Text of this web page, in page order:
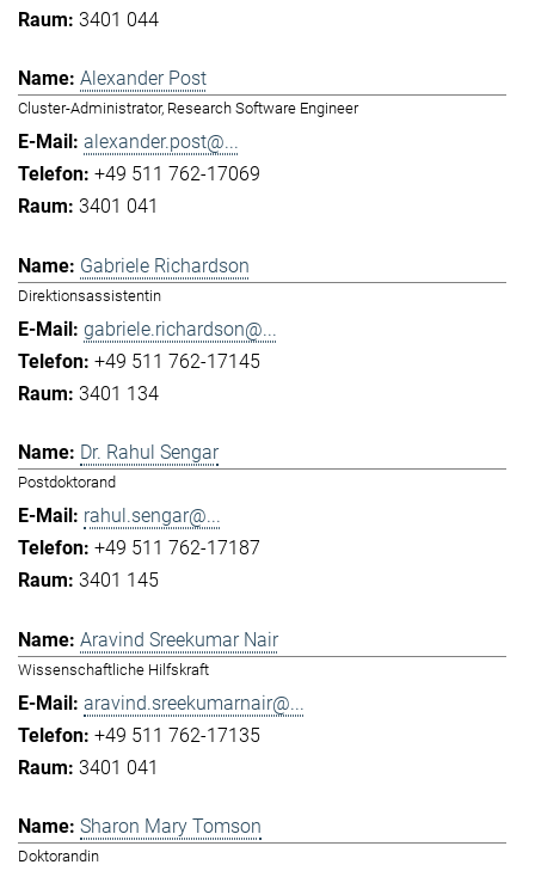
3401 044
Alexander Post
Cluster-Administrator, Research Software Engineer
alexander.post@...
+49 511 762-17069
3401 041
Gabriele Richardson
Direktionsassistentin
gabriele.richardson@...
+49 511 762-17145
3401 134
Dr. Rahul Sengar
Postdoktorand
rahul.sengar@...
+49 511 762-17187
3401 145
Aravind Sreekumar Nair
Wissenschaftliche Hilfskraft
aravind.sreekumarnair@...
+49 511 762-17135
3401 041
Sharon Mary Tomson
Doktorandin